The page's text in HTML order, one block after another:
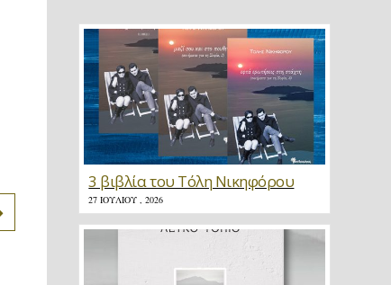
3 βιβλία του Τόλη Νικηφόρου
27 ΙΟΥΛΊΟΥ , 2026